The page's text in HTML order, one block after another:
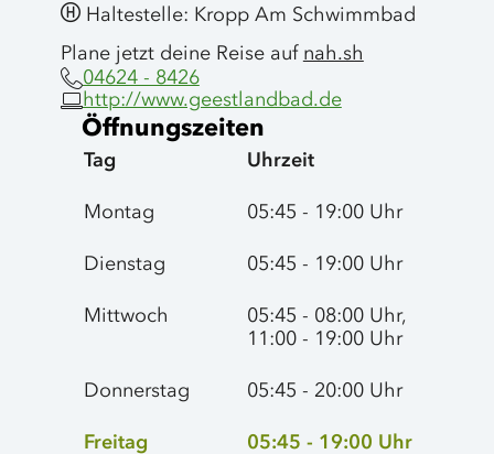
Haltestelle: Kropp Am Schwimmbad
Plane jetzt deine Reise auf nah.sh
04624 - 8426
http://www.geestlandbad.de
Öffnungszeiten
Tag Uhrzeit
Montag 05:45 - 19:00 Uhr
Dienstag 05:45 - 19:00 Uhr
Mittwoch
05:45 - 08:00 Uhr,
11:00 - 19:00 Uhr
Donnerstag 05:45 - 20:00 Uhr
Freitag 05:45 - 19:00 Uhr